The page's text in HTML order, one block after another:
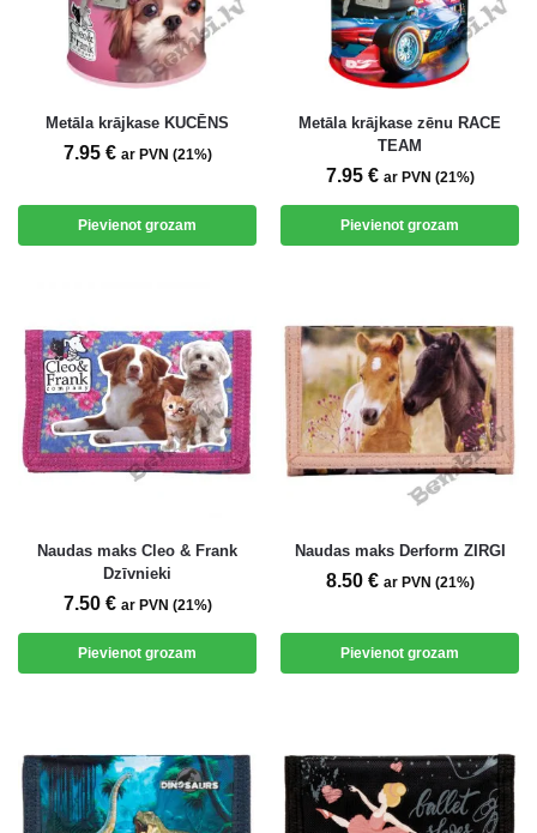
Metāla krājkase KUCĒNS
7.95 € ar PVN (21%)
Pievienot grozam
Metāla krājkase zēnu RACE
TEAM
7.95 € ar PVN (21%)
Pievienot grozam
Naudas maks Cleo & Frank
Dzīvnieki
7.50 € ar PVN (21%)
Pievienot grozam
Naudas maks Derform ZIRGI
8.50 € ar PVN (21%)
Pievienot grozam